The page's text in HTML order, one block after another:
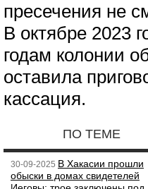
пресечения не
В октябре 2023
годам колонии
оставила
кассация.
ПО ТЕМЕ
30-09-2025 В Хакасии прошли
обыски в домах свидетелей